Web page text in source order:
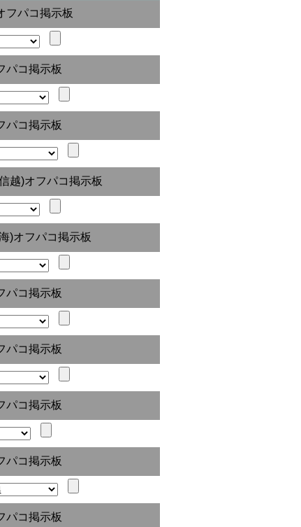
フパコ掲示板
パコ掲示板
パコ掲示板
越)オフパコ掲示板
)オフパコ掲示板
パコ掲示板
パコ掲示板
パコ掲示板
パコ掲示板
パコ掲示板